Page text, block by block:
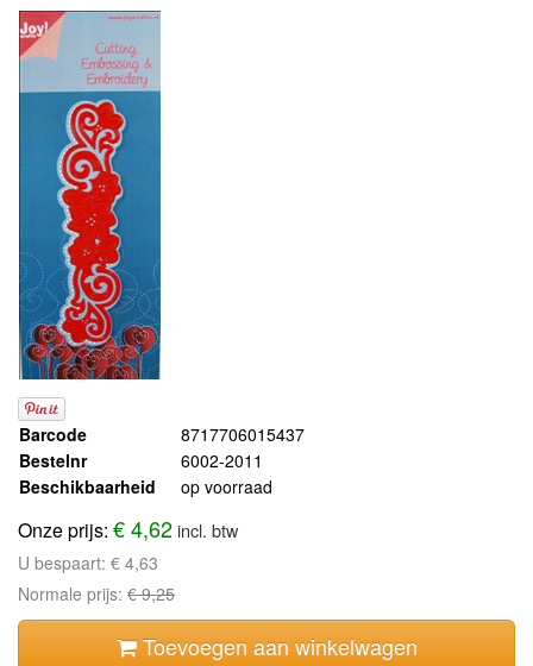
Barcode
8717706015437
Bestelnr
6002-2011
Beschikbaarheid
op voorraad
Onze prijs: € 4,62incl. btw
U bespaart: € 4,63
Normale prijs: € 9,25
Toevoegen aan winkelwagen